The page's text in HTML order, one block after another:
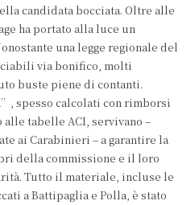
candidata bocciata. Oltre alle
ha portato alla luce un
una legge regionale del
via bonifico, molti
buste piene di contanti.
spesso calcolati con rimborsi
tabelle ACI, servivano –
ai Carabinieri – a garantire la
della commissione e il loro
Tutto il materiale, incluse le
a Battipaglia e Polla, è stato